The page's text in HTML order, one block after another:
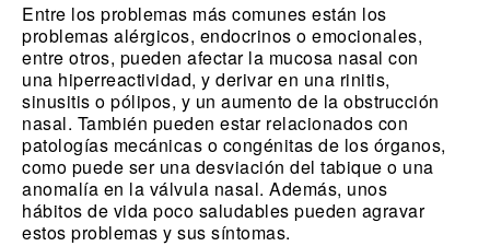
Entre los problemas más comunes están los
problemas alérgicos, endocrinos o emocionales,
entre otros, pueden afectar la mucosa nasal con
una hiperreactividad, y derivar en una rinitis,
sinusitis o pólipos, y un aumento de la obstrucción
nasal. También pueden estar relacionados con
patologías mecánicas o congénitas de los órganos,
como puede ser una desviación del tabique o una
anomalía en la válvula nasal. Además, unos
hábitos de vida poco saludables pueden agravar
estos problemas y sus síntomas.